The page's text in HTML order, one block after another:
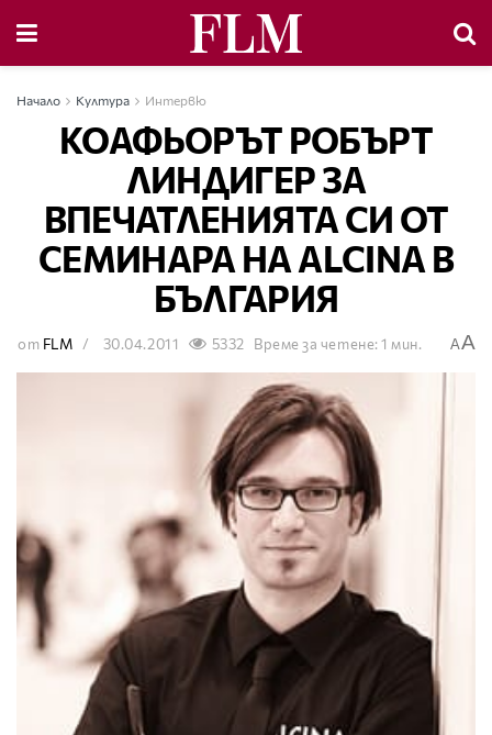
Начало Култура Интервю
КОАФЬОРЪТ РОБЪРТ
ЛИНДИГЕР ЗА
ВПЕЧАТЛЕНИЯТА СИ ОТ
СЕМИНАРА НА ALCINA В
БЪЛГАРИЯ
от FLM 30.04.2011 5332 Време за четене: 1 мин. AA